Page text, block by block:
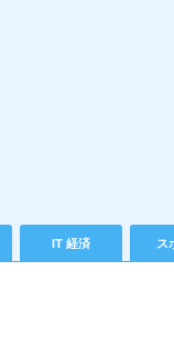
IT 経済 ス